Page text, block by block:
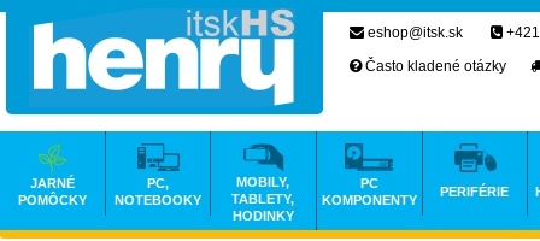
eshop@itsk.sk
Často kladené otázky
JARNÉ
POMÔCKY
PC,
NOTEBOOKY
MOBILY,
TABLETY,
HODINKY
PC
KOMPONENTY
PERIFÉRIE